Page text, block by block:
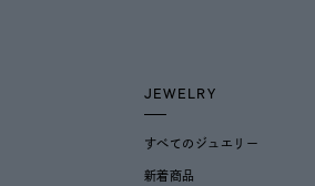
JEWELRY
すべてのジュエリー
新着商品